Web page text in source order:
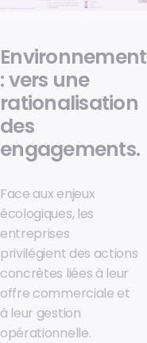
Environnement
: vers une
rationalisation
des
engagements.
Face aux enjeux
écologiques, les
entreprises
privilégient des actions
concrètes liées à leur
offre commerciale et
à leur gestion
opérationnelle.